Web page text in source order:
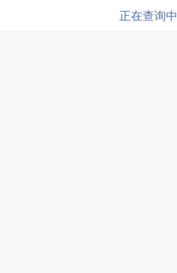
正在查询中